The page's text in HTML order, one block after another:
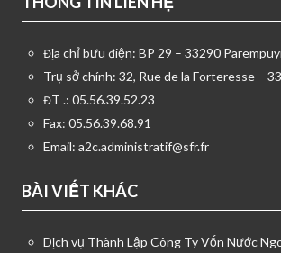
Địa chỉ bưu điện: BP 29 – 33290
Trụ sở chính: 32, Rue de la Forteresse –
ĐT .: 05.56.39.52.23
Fax: 05.56.39.68.91
Email: a2c.administratif@sfr.fr
BÀI VIẾT KHÁC
Dịch vụ Thành Lập Công Ty Vốn Nước